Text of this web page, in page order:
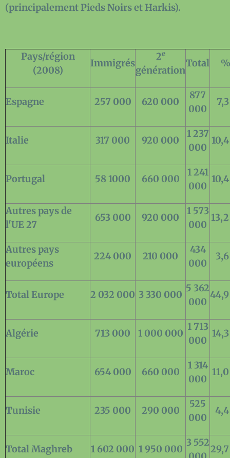
(principalement Pieds Noirs et Harkis).
Pays/région
(2008)
Immigrés
2e
génération
Total %
Espagne 257 000 620 000
877
000
Italie 317 000 920 000
1 237
000
Portugal 58 1000 660 000
1 241
000
Autres pays de
l'UE 27
653 000 920 000
1 573
000
Autres pays
européens
224 000 210 000
434
000
Total Europe 2 032 000 3 330 000
5 362
000
Algérie 713 000 1 000 000
1 713
000
Maroc 654 000 660 000
1 314
000
Tunisie 235 000 290 000
525
000
Total Maghreb 1 602 000 1 950 000
3 552